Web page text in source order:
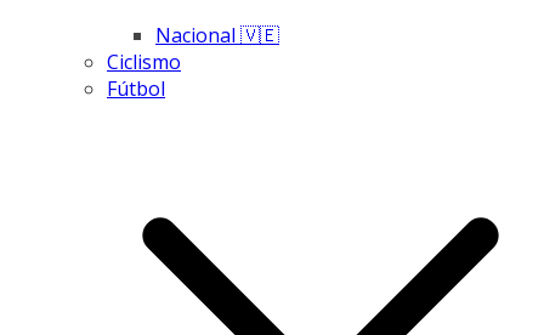
Nacional 🇻🇪
Ciclismo
Fútbol